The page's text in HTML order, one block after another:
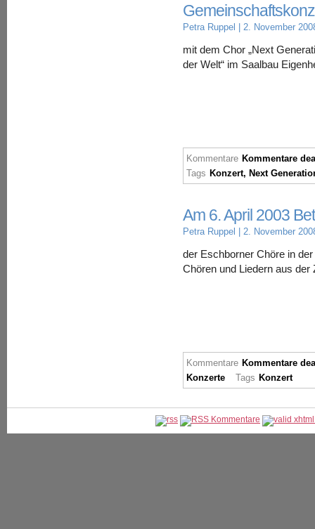
Petra Ruppel | 2. November
mit dem Chor „Next
der Welt“ im Saalbau
Kommentare Kommentare
Tags Konzert,Next
Am 6. April 2003
Petra Ruppel | 2. November
der Eschborner Chöre in
Chören und Liedern aus der
Kommentare Kommentare
Konzerte
Tags Konzert